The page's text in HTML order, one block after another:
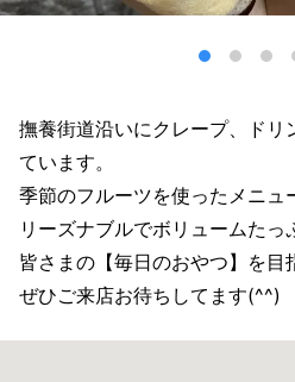
撫養街道沿いにクレープ、ドリ
ています。
季節のフルーツを使ったメニュ
リーズナブルでボリュームたっ
皆さまの【毎日のおやつ】を目
ぜひご来店お待ちしてます(^^)